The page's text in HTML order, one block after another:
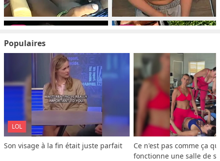
Populaires
LOL
Son visage à la fin était juste parfait
Ce n'est pas comme ça
fonctionne une salle de